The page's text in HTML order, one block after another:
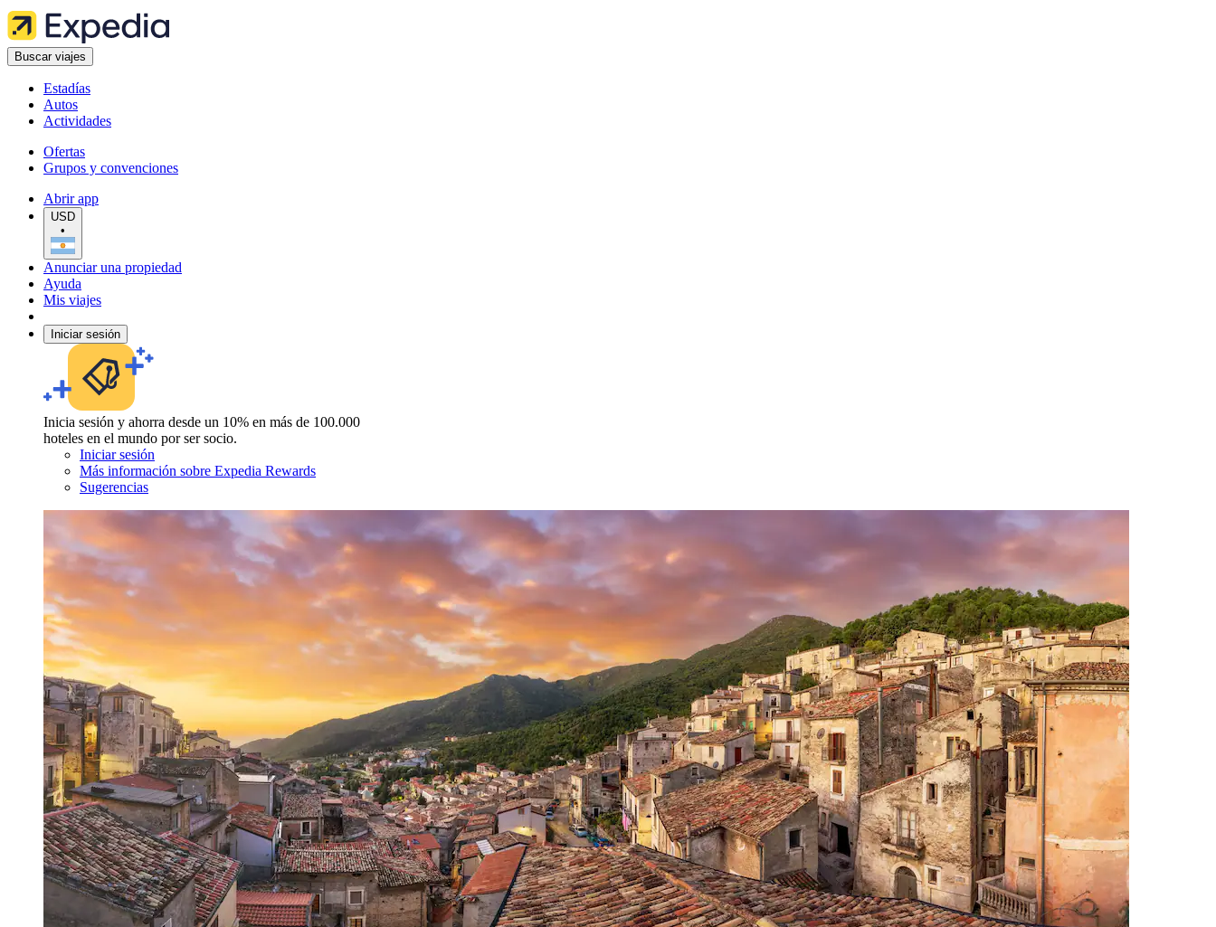
Buscar viajes
Estadías
Autos
Actividades
Ofertas
Grupos y convenciones
Abrir app
USD
•
Anunciar una propiedad
Ayuda
Mis viajes
Iniciar sesión
Inicia sesión y ahorra desde un 10% en más de 100.000
hoteles en el mundo por ser socio.
Iniciar sesión
Más información sobre Expedia Rewards
Sugerencias